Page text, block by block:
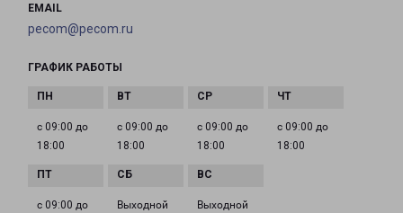
EMAIL
pecom@pecom.ru
ГРАФИК РАБОТЫ
с 09:00 до
18:00
с 09:00 до
18:00
с 09:00 до
18:00
с 09:00 до
18:00
с 09:00 до
Выходной Выходной